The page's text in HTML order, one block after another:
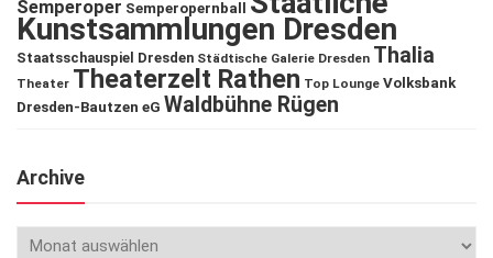
Semperoper Semperopernball
Kunstsammlungen Dresden
Staatsschauspiel Dresden Städtische Galerie Dresden Thalia
Theater Theaterzelt Rathen Top Lounge Volksbank
Dresden-Bautzen eG Waldbühne Rügen
Archive